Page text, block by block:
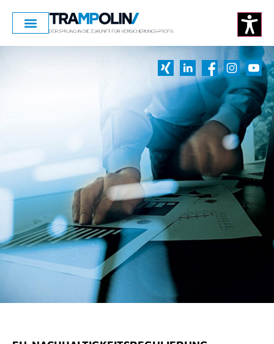
NACHHALTIGKEITS­FAKTOREN